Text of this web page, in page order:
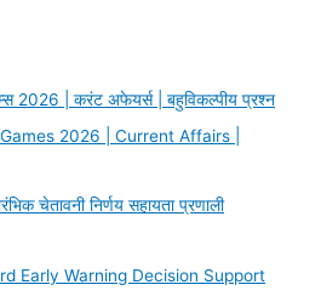
2026 | करंट अफेयर्स | बहुविकल्पीय प्रश्न
2026 | Current Affairs |
चेतावनी निर्णय सहायता प्रणाली
Early Warning Decision Support